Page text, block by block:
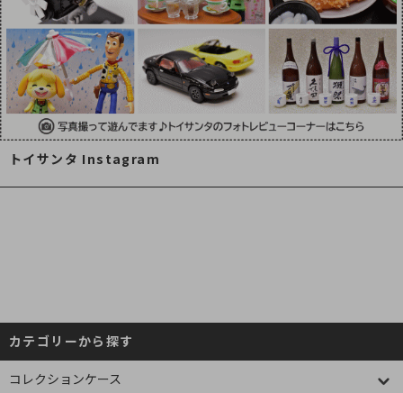
トイサンタ Instagram
カテゴリーから探す
コレクションケース